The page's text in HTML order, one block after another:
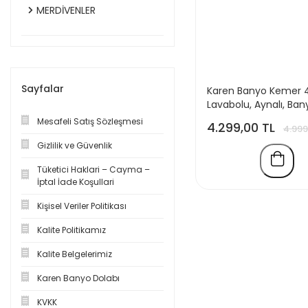
MERDİVENLER
Sayfalar
Mesafeli Satış Sözleşmesi
Gizlilik ve Güvenlik
Tüketici Haklari – Cayma –
İptal İade Koşullari
Kişisel Veriler Politikası
Kalite Politikamız
Kalite Belgelerimiz
Karen Banyo Dolabı
KVKK
Karen Banyo Kemer
Lavabolu, Aynalı,
Dahil
4.299,00 TL